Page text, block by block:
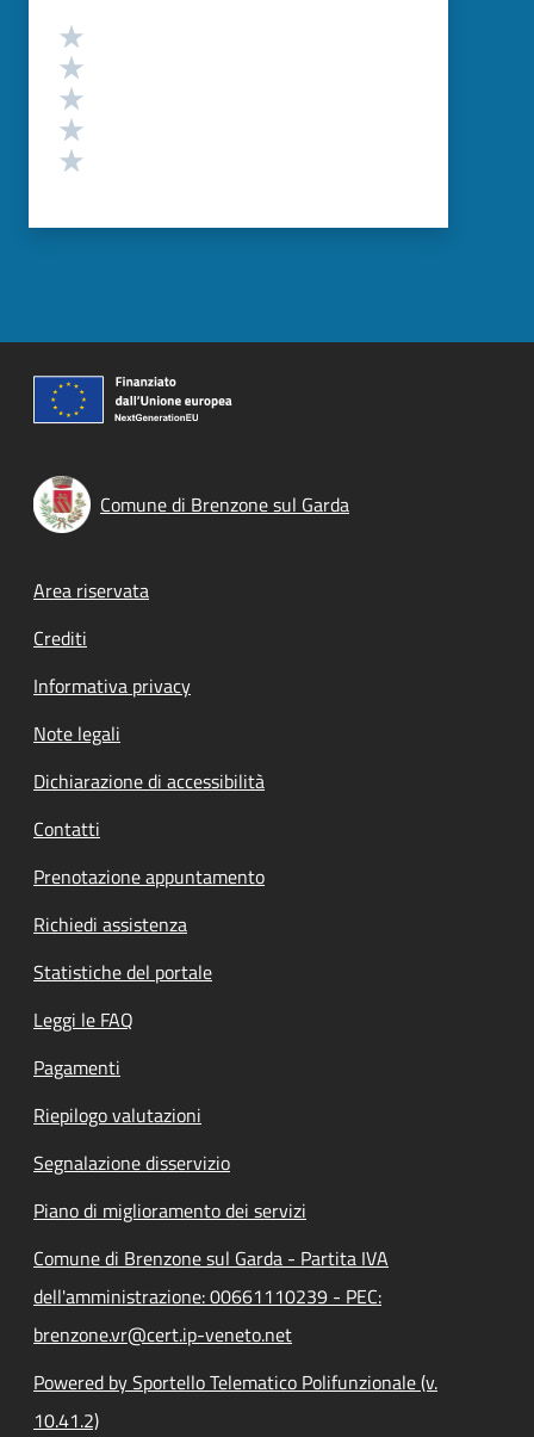
Valutazione
Comune di Brenzone sul Garda
Footer menu
Area riservata
Crediti
Informativa privacy
Note legali
Dichiarazione di accessibilità
Contatti
Prenotazione appuntamento
Richiedi assistenza
Statistiche del portale
Leggi le FAQ
Pagamenti
Riepilogo valutazioni
Segnalazione disservizio
Piano di miglioramento dei servizi
Comune di Brenzone sul Garda - Partita IVA
dell'amministrazione: 00661110239 - PEC:
brenzone.vr@cert.ip-veneto.net
Powered by Sportello Telematico Polifunzionale (v.
10.41.2)